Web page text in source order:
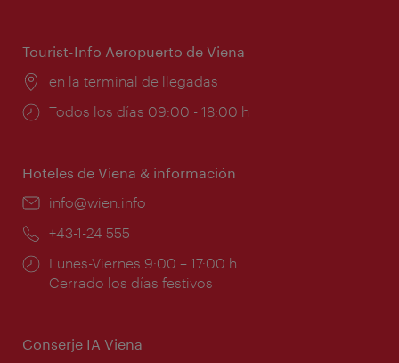
Tourist-Info Aeropuerto de Viena
Lugar:
en la terminal de llegadas
Horarios
Todos los días 09:00 - 18:00 h
Hoteles de Viena & información
e-
info@wien.info
Teléfono:
+43-1-24 555
Horarios
de
Lunes-Viernes 9:00 – 17:00 h
Cerrado los días festivos
Conserje IA Viena